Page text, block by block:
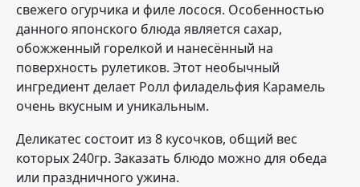
свежего огурчика и филе лосося. Особенностью
данного японского блюда является сахар,
обожженный горелкой и нанесённый на
поверхность рулетиков. Этот необычный
ингредиент делает Ролл филадельфия Карамель
очень вкусным и уникальным.
Деликатес состоит из 8 кусочков, общий вес
которых 240гр. Заказать блюдо можно для обеда
или праздничного ужина.